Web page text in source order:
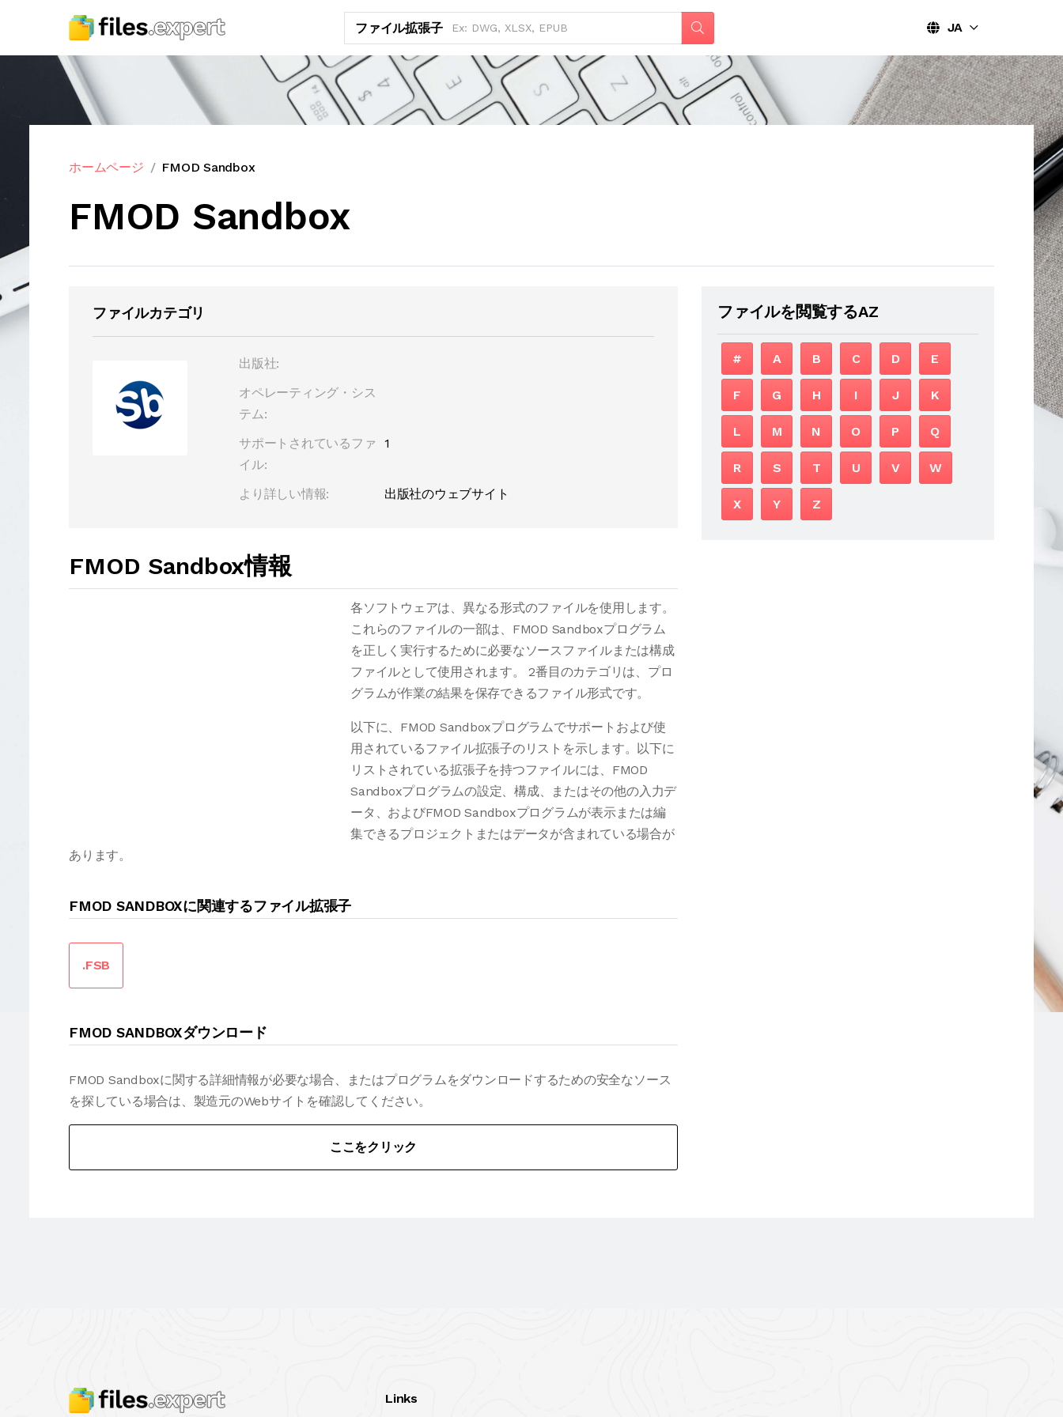
ファイル拡張子 JA
ホームページ FMOD Sandbox
FMOD Sandbox
ファイルカテゴリ
出版社:
オペレーティング・シス
テム:
サポートされているファ
イル:
1
より詳しい情報: 出版社のウェブサイト
FMOD Sandbox情報
各ソフトウェアは、異なる形式のファイルを使用します。
これらのファイルの一部は、FMOD Sandboxプログラム
を正しく実行するために必要なソースファイルまたは構成
ファイルとして使用されます。 2番目のカテゴリは、プロ
グラムが作業の結果を保存できるファイル形式です。
以下に、FMOD Sandboxプログラムでサポートおよび使
用されているファイル拡張子のリストを示します。以下に
リストされている拡張子を持つファイルには、FMOD
Sandboxプログラムの設定、構成、またはその他の入力デ
ータ、およびFMOD Sandboxプログラムが表示または編
集できるプロジェクトまたはデータが含まれている場合が
あります。
FMOD SANDBOXに関連するファイル拡張子
.FSB
FMOD SANDBOXダウンロード
FMOD Sandboxに関する詳細情報が必要な場合、またはプログラムをダウンロードするための安全なソース
を探している場合は、製造元のWebサイトを確認してください。
ここをクリック
ファイルを閲覧するAZ
# A B C D E
F G H I J K
L M N O P Q
R S T U V W
X Y Z
Links